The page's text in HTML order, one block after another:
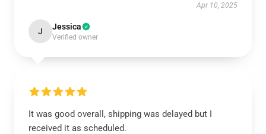
Apr 10, 2025
J Jessica
Verified owner
It was good overall, shipping was delayed but I
received it as scheduled.